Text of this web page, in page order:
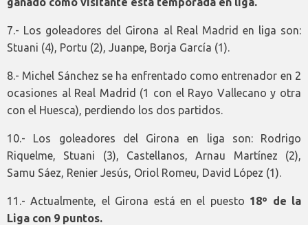
7.- Los goleadores del Girona al Real Madrid en liga son:
Stuani (4), Portu (2), Juanpe, Borja García (1).
8.- Michel Sánchez se ha enfrentado como entrenador en 2
ocasiones al Real Madrid (1 con el Rayo Vallecano y otra
con el Huesca), perdiendo los dos partidos.
10.- Los goleadores del Girona en liga son: Rodrigo
Riquelme, Stuani (3), Castellanos, Arnau Martínez (2),
Samu Sáez, Renier Jesús, Oriol Romeu, David López (1).
11.- Actualmente, el Girona está en el puesto 18º de la
Liga con 9 puntos.